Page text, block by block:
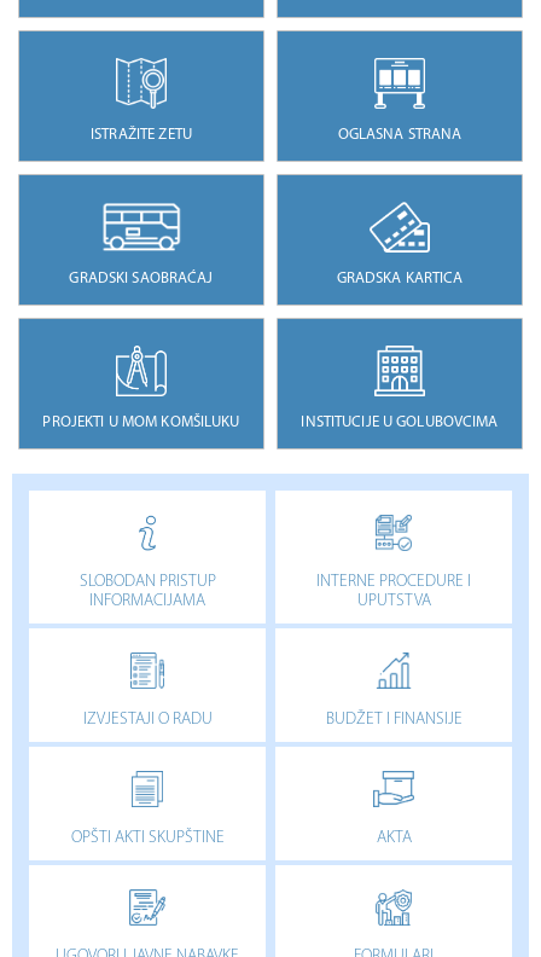
ISTRAŽITE ZETU OGLASNA STRANA
GRADSKI SAOBRAĆAJ GRADSKA KARTICA
PROJEKTI U MOM KOMŠILUKU INSTITUCIJE U GOLUBOVCIMA
SLOBODAN PRISTUP
INFORMACIJAMA
INTERNE PROCEDURE I
UPUTSTVA
IZVJESTAJI O RADU BUDŽET I FINANSIJE
OPŠTI AKTI SKUPŠTINE AKTA